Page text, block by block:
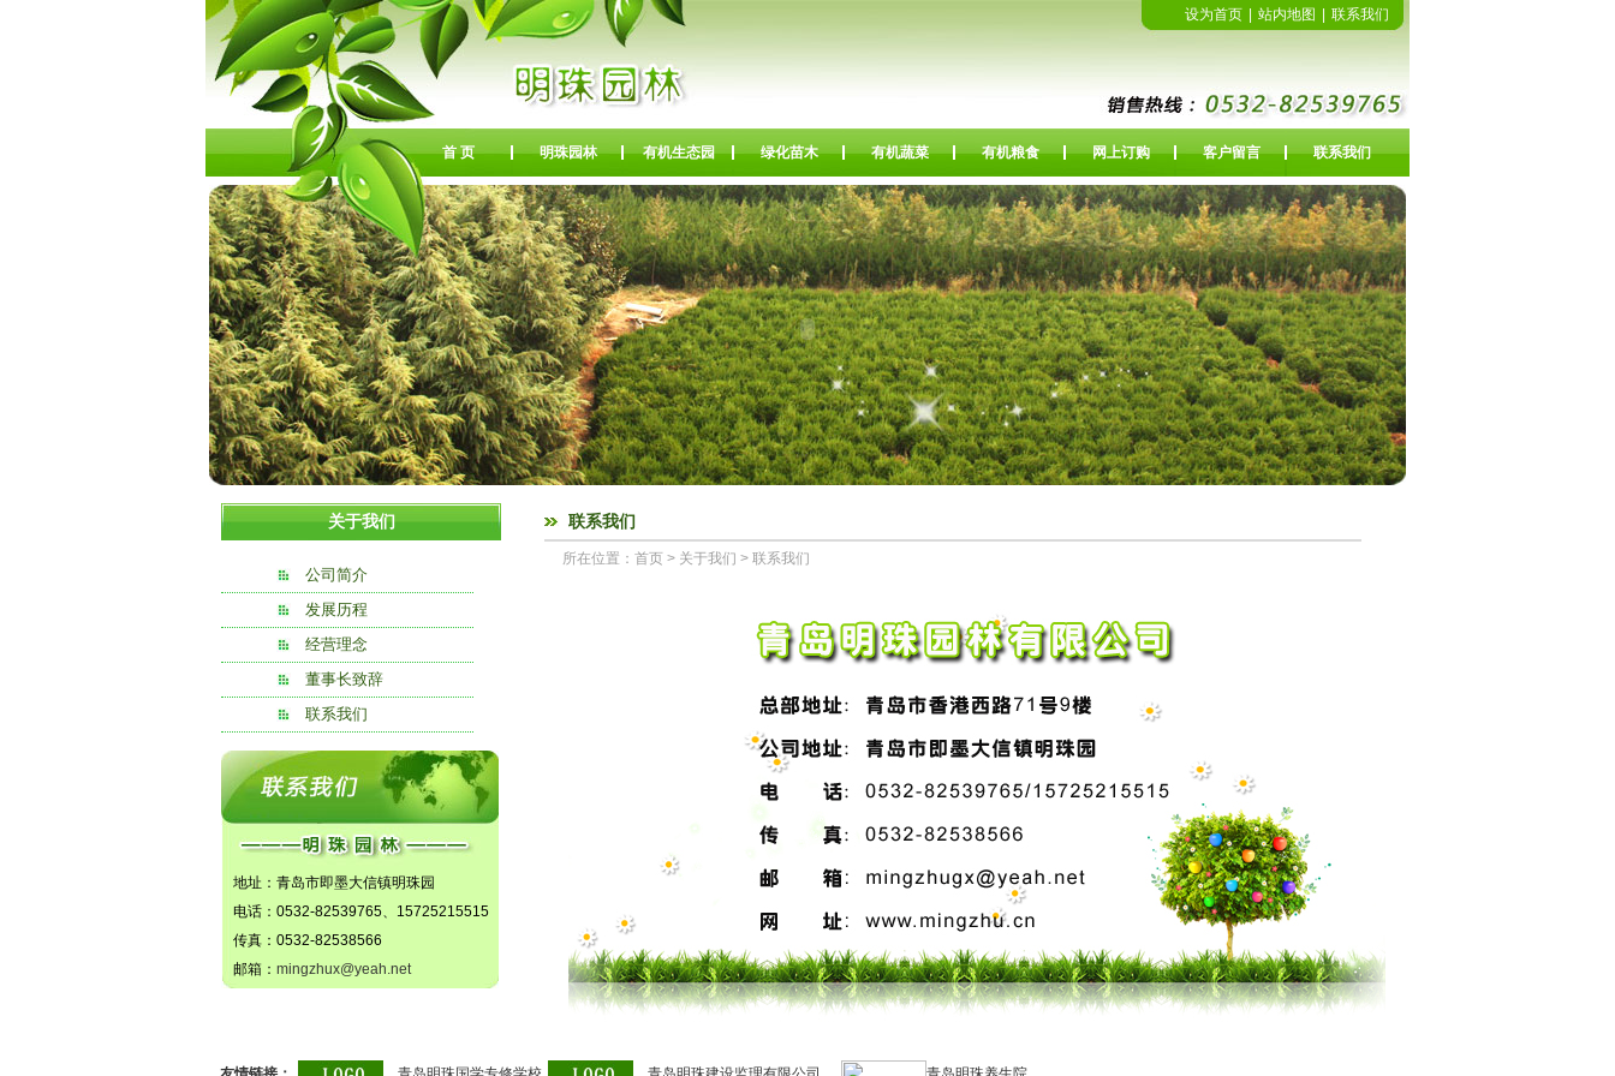
设为首页 站内地图 联系我们
首 页 明珠园林 有机生态园 绿化苗木 有机蔬菜 有机粮食 网上订购 客户留言 联系我们
关于我们
公司简介
发展历程
经营理念
董事长致辞
联系我们
地址：青岛市即墨大信镇明珠园
电话：0532-82539765、15725215515
传真：0532-82538566
邮箱： mingzhux@yeah.net
联系我们
所在位置： 首页 > 关于我们 > 联系我们